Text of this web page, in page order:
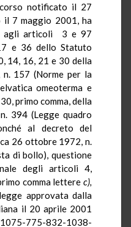
notificato il 27
7 maggio 2001, ha
agli articoli 3 e 97
e 36 dello Statuto
14, 16, 21 e 30 della
157 (Norme per la
omeoterma e
primo comma, della
394 (Legge quadro
al decreto del
26 ottobre 1972, n.
di bollo), questione
degli articoli 4,
comma lettere c),
approvata dalla
il 20 aprile 2001
775-832-1038-